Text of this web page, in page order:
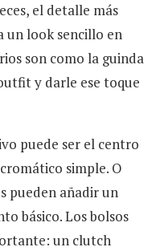
el detalle más
un look sencillo en
son como la guinda
y darle ese toque
puede ser el centro
simple. O
pueden añadir un
básico. Los bolsos
un clutch